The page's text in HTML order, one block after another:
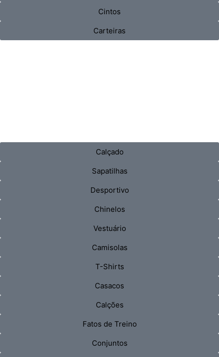
Cintos
Carteiras
Calçado
Sapatilhas
Desportivo
Chinelos
Vestuário
Camisolas
T-Shirts
Casacos
Calções
Fatos de Treino
Conjuntos